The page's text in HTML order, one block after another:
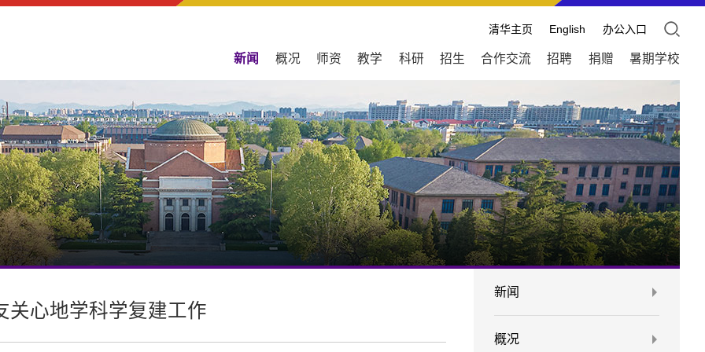
清华主页 English 办公入口
新闻 概况 师资 教学 科研 招生 合作交流 招聘 捐赠 暑期学校
新闻
概况
关心地学科学复建工作